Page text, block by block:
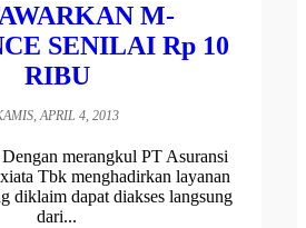
M-
SENILAI Rp 10
RIBU
APRIL 4, 2013
merangkul PT Asuransi
Tbk menghadirkan layanan
diklaim dapat diakses langsung
dari...